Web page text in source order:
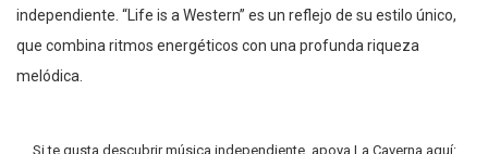
independiente. “Life is a Western” es un reflejo de su estilo único,
que combina ritmos energéticos con una profunda riqueza
melódica.
Si te gusta descubrir música independiente, apoya La Caverna aquí: